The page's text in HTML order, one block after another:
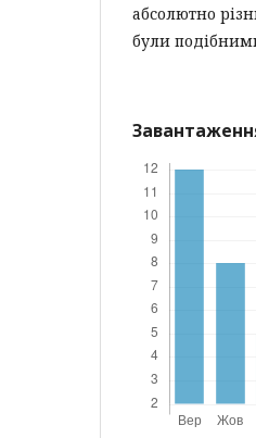
абсолютно
були